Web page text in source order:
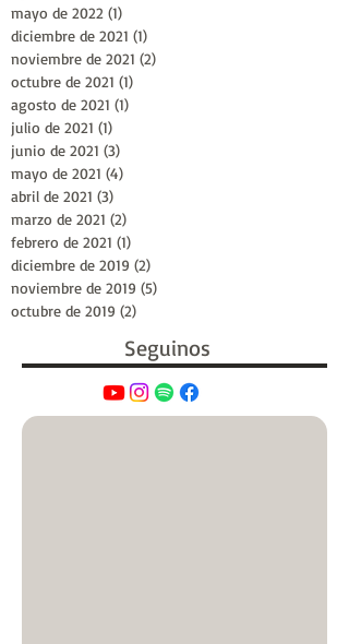
mayo de 2022 (1)
diciembre de 2021 (1)
noviembre de 2021 (2)
octubre de 2021 (1)
agosto de 2021 (1)
julio de 2021 (1)
junio de 2021 (3)
mayo de 2021 (4)
abril de 2021 (3)
marzo de 2021 (2)
febrero de 2021 (1)
diciembre de 2019 (2)
noviembre de 2019 (5)
octubre de 2019 (2)
Seguinos